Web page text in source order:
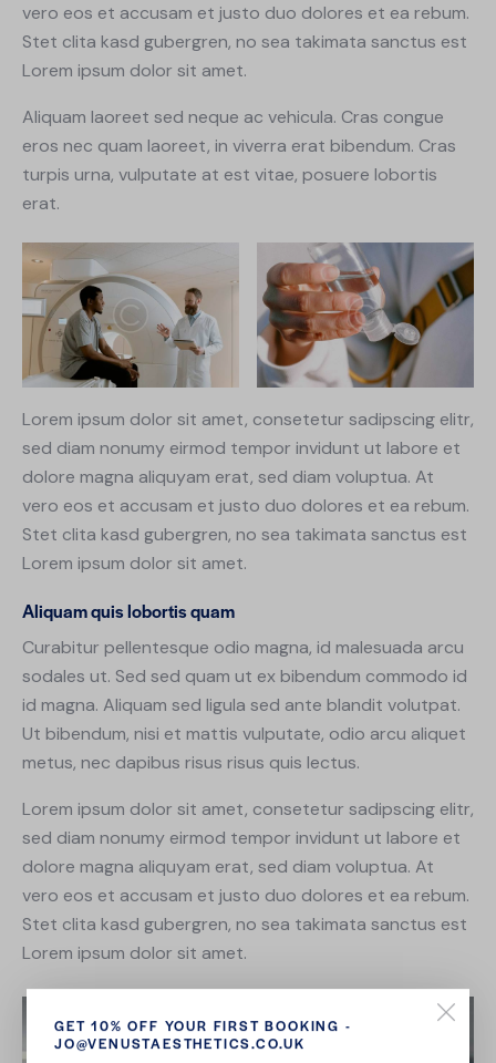
vero eos et accusam et justo duo dolores et ea rebum.
Stet clita kasd gubergren, no sea takimata sanctus est
Lorem ipsum dolor sit amet.
Aliquam laoreet sed neque ac vehicula. Cras congue
eros nec quam laoreet, in viverra erat bibendum. Cras
turpis urna, vulputate at est vitae, posuere lobortis
erat.
Lorem ipsum dolor sit amet, consetetur sadipscing elitr,
sed diam nonumy eirmod tempor invidunt ut labore et
dolore magna aliquyam erat, sed diam voluptua. At
vero eos et accusam et justo duo dolores et ea rebum.
Stet clita kasd gubergren, no sea takimata sanctus est
Lorem ipsum dolor sit amet.
Aliquam quis lobortis quam
Curabitur pellentesque odio magna, id malesuada arcu
sodales ut. Sed sed quam ut ex bibendum commodo id
id magna. Aliquam sed ligula sed ante blandit volutpat.
Ut bibendum, nisi et mattis vulputate, odio arcu aliquet
metus, nec dapibus risus risus quis lectus.
Lorem ipsum dolor sit amet, consetetur sadipscing elitr,
sed diam nonumy eirmod tempor invidunt ut labore et
dolore magna aliquyam erat, sed diam voluptua. At
vero eos et accusam et justo duo dolores et ea rebum.
Stet clita kasd gubergren, no sea takimata sanctus est
Lorem ipsum dolor sit amet.
GET 10% OFF YOUR FIRST BOOKING -
JO@VENUSTAESTHETICS.CO.UK